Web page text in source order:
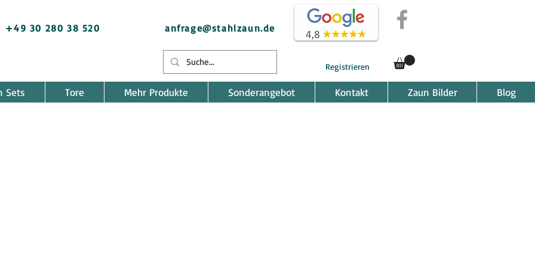
+49 30 280 38 520 anfrage@stahlzaun.de
Registrieren
Sets Tore Mehr Produkte Sonderangebot Kontakt Zaun Bilder Blog